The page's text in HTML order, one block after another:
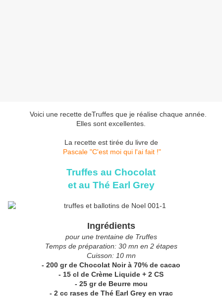
Voici une recette deTruffes que je réalise chaque année.
Elles sont excellentes.
La recette est tirée du livre de
Pascale "C'est moi qui l'ai fait !"
Truffes au Chocolat
et au Thé Earl Grey
Ingrédients
pour une trentaine de Truffes
Temps de préparation: 30 mn en 2 étapes
Cuisson: 10 mn
- 200 gr de Chocolat Noir à 70% de cacao
- 15 cl de Crème Liquide + 2 CS
- 25 gr de Beurre mou
- 2 cc rases de Thé Earl Grey en vrac